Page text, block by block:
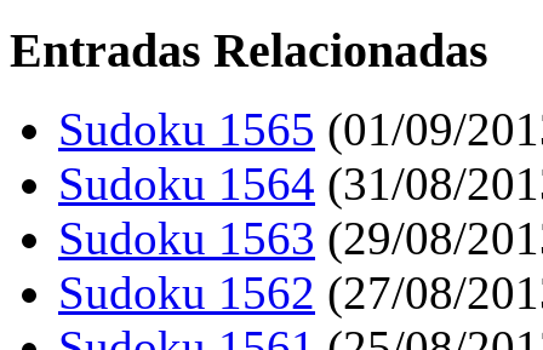
Entradas Relacionadas
Sudoku 1565 (01/09/
Sudoku 1564 (31/08/
Sudoku 1563 (29/08/
Sudoku 1562 (27/08/